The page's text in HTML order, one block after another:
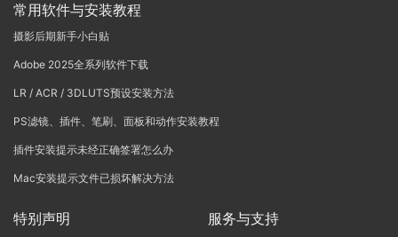
常用软件与安装教程
摄影后期新手小白贴
Adobe 2025全系列软件下载
LR / ACR / 3DLUTS预设安装方法
PS滤镜、插件、笔刷、面板和动作安装教程
插件安装提示未经正确签署怎么办
Mac安装提示文件已损坏解决方法
特别声明 服务与支持